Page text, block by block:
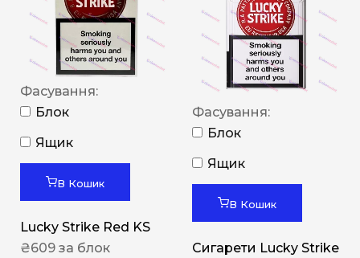
Фасування:
Блок
Ящик
В Кошик
Lucky Strike Red KS
₴609 за блок
Фасування:
Блок
Ящик
В Кошик
Сигарети Lucky Strike